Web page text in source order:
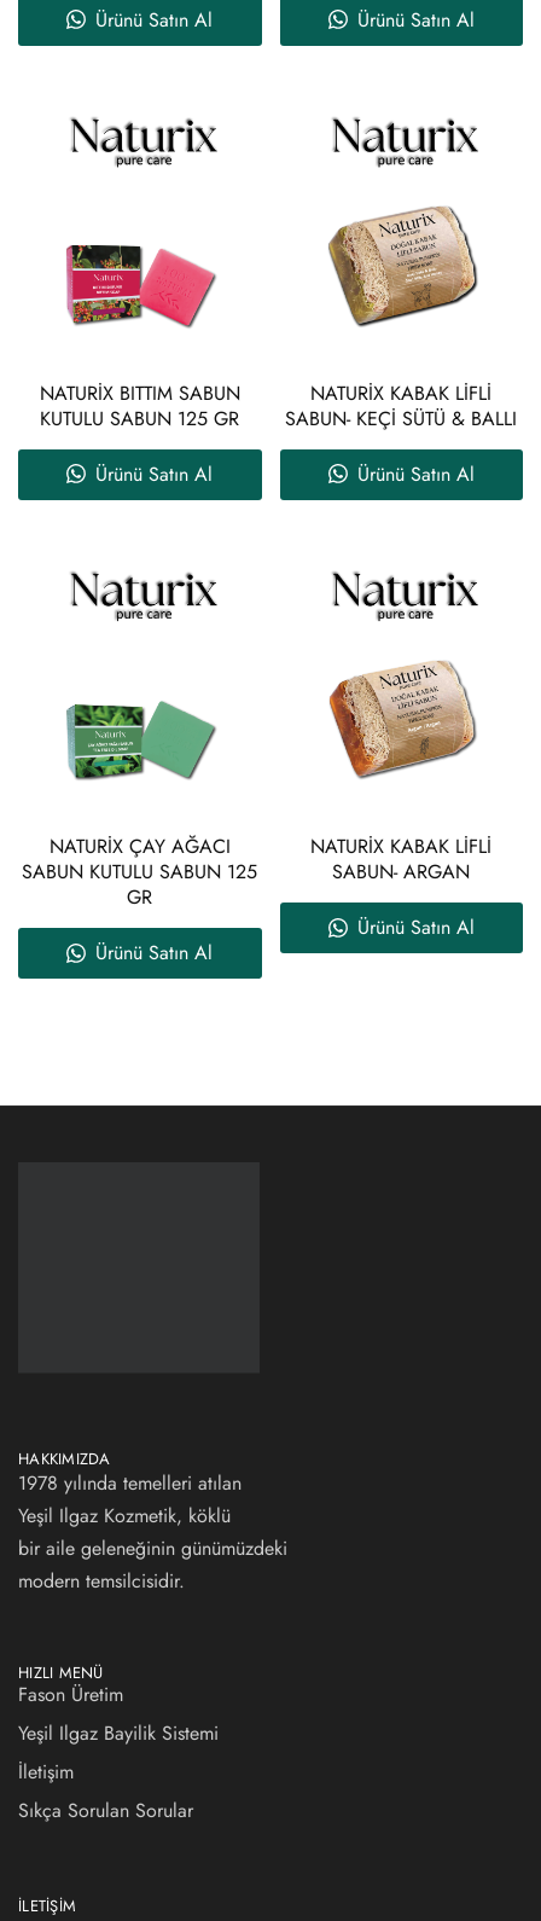
Ürünü Satın Al
Ürünü Satın Al
NATURİX BITTIM SABUN
KUTULU SABUN 125 GR
Ürünü Satın Al
NATURİX KABAK LİFLİ
SABUN- KEÇİ SÜTÜ & BALLI
Ürünü Satın Al
NATURİX ÇAY AĞACI
SABUN KUTULU SABUN 125
GR
Ürünü Satın Al
NATURİX KABAK LİFLİ
SABUN- ARGAN
Ürünü Satın Al
HAKKIMIZDA
1978 yılında temelleri atılan
Yeşil Ilgaz Kozmetik, köklü
bir aile geleneğinin günümüzdeki
modern temsilcisidir.
HIZLI MENÜ
Fason Üretim
Yeşil Ilgaz Bayilik Sistemi
İletişim
Sıkça Sorulan Sorular
İLETIŞIM